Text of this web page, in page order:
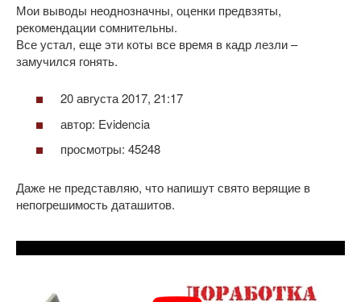
Мои выводы неоднозначны, оценки предвзяты,
рекомендации сомнительны.
Все устал, еще эти коты все время в кадр лезли –
замучился гонять.
20 августа 2017, 21:17
автор: Evidencia
просмотры: 45248
Даже не представляю, что напишут свято верящие в
непогрешимость даташитов.